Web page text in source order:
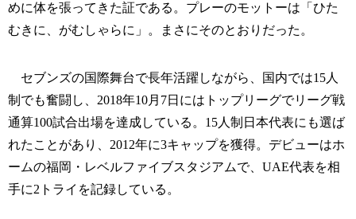
めに体を張ってきた証である。プレーのモットーは「ひた
むきに、がむしゃらに」。まさにそのとおりだった。
セブンズの国際舞台で長年活躍しながら、国内では15人
制でも奮闘し、2018年10月7日にはトップリーグでリーグ戦
通算100試合出場を達成している。15人制日本代表にも選ば
れたことがあり、2012年に3キャップを獲得。デビューはホ
ームの福岡・レベルファイブスタジアムで、UAE代表を相
手に2トライを記録している。